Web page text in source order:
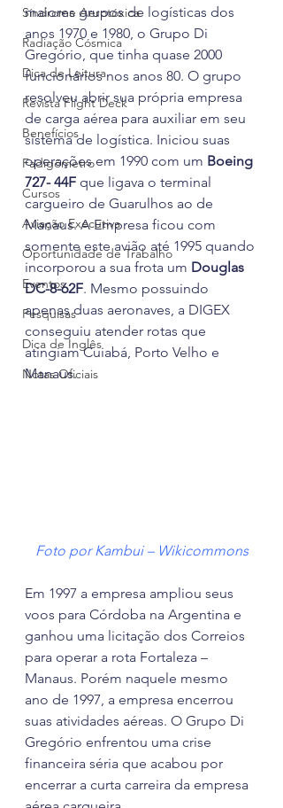
Síndrome Aerotóxica
Radiação Cósmica
Dica de Leitura
Revista Flight Deck
Benefícios
Fadigômetro
Cursos
Aviação Executiva
Oportunidade de Trabalho
Eventos
Pesquisas
Dica de Inglês
Notas Oficiais
maiores grupos de logísticas dos
anos 1970 e 1980, o Grupo Di
Gregório, que tinha quase 2000
funcionários nos anos 80. O grupo
resolveu abrir sua própria empresa
de carga aérea para auxiliar em seu
sistema de logística. Iniciou suas
operações em 1990 com um Boeing
727- 44F que ligava o terminal
cargueiro de Guarulhos ao de
Manaus. A Empresa ficou com
somente este avião até 1995 quando
incorporou a sua frota um Douglas
DC-8-62F. Mesmo possuindo
apenas duas aeronaves, a DIGEX
conseguiu atender rotas que
atingiam Cuiabá, Porto Velho e
Manaus.
Foto por Kambui – Wikicommons
Em 1997 a empresa ampliou seus
voos para Córdoba na Argentina e
ganhou uma licitação dos Correios
para operar a rota Fortaleza –
Manaus. Porém naquele mesmo
ano de 1997, a empresa encerrou
suas atividades aéreas. O Grupo Di
Gregório enfrentou uma crise
financeira séria que acabou por
encerrar a curta carreira da empresa